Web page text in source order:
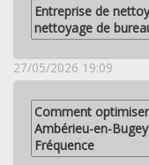
Entreprise de
nettoyage de
27/05/2026 19:09
Comment
Ambérieu-en-
Fréquence